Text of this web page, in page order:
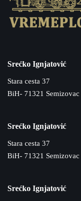
Srećko Ignjatović
Stara cesta 37
BiH- 71321 Semizovac
Srećko Ignjatović
Stara cesta 37
BiH- 71321 Semizovac
Srećko Ignjatović